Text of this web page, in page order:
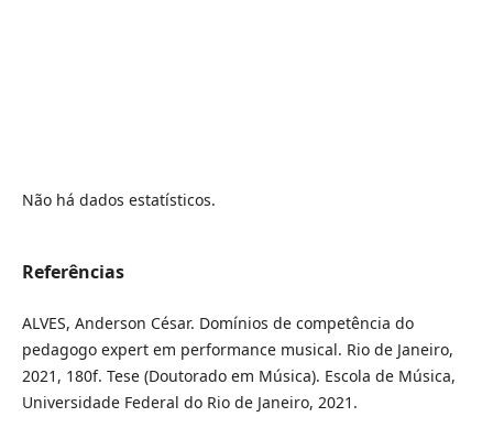
Não há dados estatísticos.
Referências
ALVES, Anderson César. Domínios de competência do
pedagogo expert em performance musical. Rio de Janeiro,
2021, 180f. Tese (Doutorado em Música). Escola de Música,
Universidade Federal do Rio de Janeiro, 2021.